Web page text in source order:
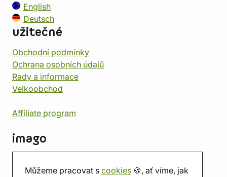
Můžeme pracovat s cookies 🍪, ať víme, jak
English
Deutsch
užitečné
Obchodní podmínky
Ochrana osobních údajů
Rady a informace
Velkoobchod
Affiliate program
imago
Prodejna